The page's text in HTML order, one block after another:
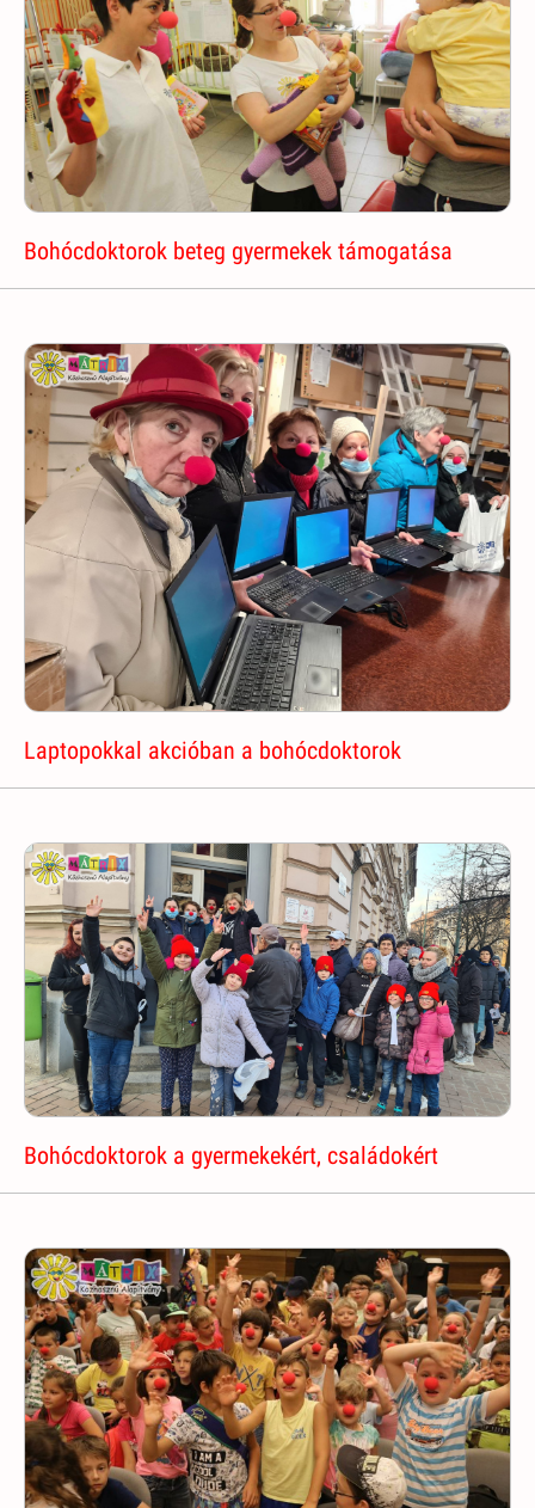
Bohócdoktorok beteg gyermekek támogatása
Laptopokkal akcióban a bohócdoktorok
Bohócdoktorok a gyermekekért, családokért